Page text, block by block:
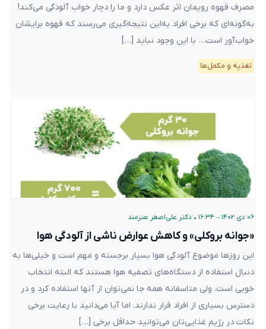
مصرف قهوه رویمان اثر عکس دارد و ما را دچار خواب آلودگی می‌کند!
به‌گونه‌ای که برخی افراد به‌این نتیجه‌گیری می‌رسند که قهوه برایشان
خواب‌آور است… با این وجود نباید […]
تغذیه و مکمل‌ها
۰۶ دی ۱۴۰۲ – ۱۶:۳۴ • دکتر علی‌اصغر هنرمند
«جوانه بروکلی» و کاهش عوارض ناشی از آلودگی هوا
این روزها موضوع آلودگی هوا بسیار برجسته و مهم است و خیلی‌ها به
دنبال استفاده از دستگاه‌های تصفیه هوا هستند که البته انتخاب
خوبی است، ولی متاسفانه همه جا نمی‌توان از آنها استفاده کرد و در
دسترس بسیاری از افراد قرار ندارند. اما آیا می‌دانید با رعایت برخی
نکات در رژیم غذایی‌تان می‌توانید حداقل برخی […]